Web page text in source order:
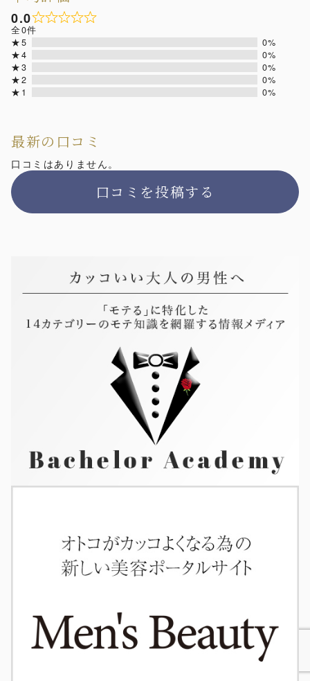
0.0
全0件
★5
0%
★4
0%
★3
0%
★2
0%
★1
0%
最新の口コミ
口コミはありません。
口コミを投稿する